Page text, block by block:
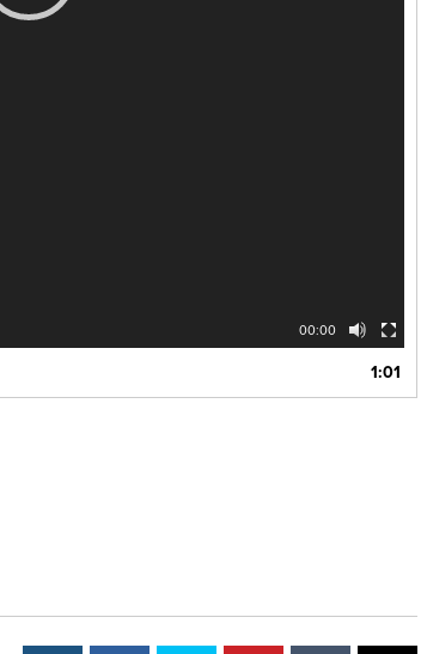
00:00
1:01